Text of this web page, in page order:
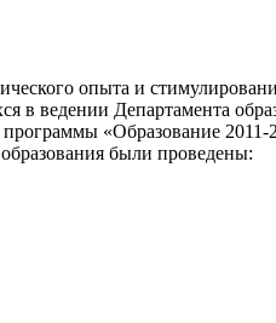
опыта и
в ведении Департамента
«Образование
были проведены: